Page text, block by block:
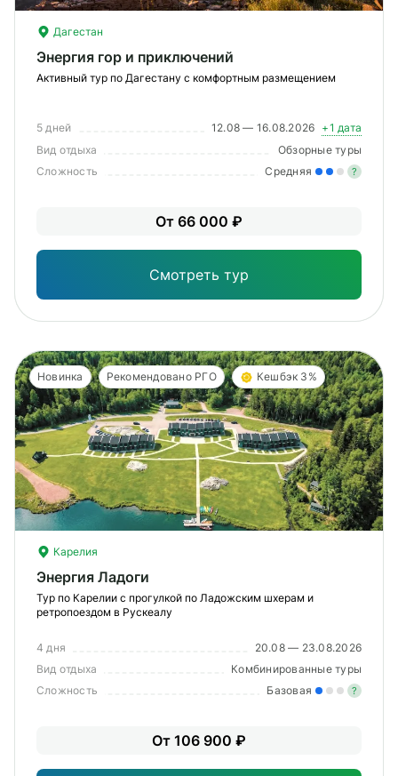
Дагестан
Энергия гор и приключений
Активный тур по Дагестану с комфортным размещением
5 дней 12.08 — 16.08.2026 +1 дата
Вид отдыха
Обзорные туры
Сложность
Средняя ?
От 66 000 ₽
Смотреть тур
Новинка Рекомендовано РГО Кешбэк 3%
Карелия
Энергия Ладоги
Тур по Карелии с прогулкой по Ладожским шхерам и
ретропоездом в Рускеалу
4 дня
20.08 — 23.08.2026
Вид отдыха
Комбинированные туры
Сложность
Базовая ?
От 106 900 ₽